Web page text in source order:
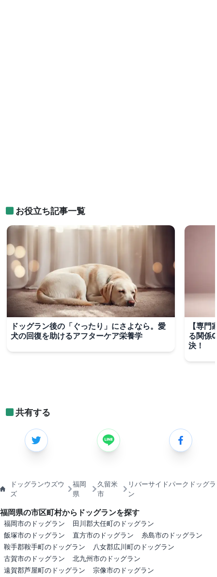
お役立ち記事一覧
ドッグラン後の「ぐったり」にさよなら。愛
犬の回復を助けるアフターケア栄養学
【専
る関係
決！
共有する
ドッグランウズウ
ズ
福岡
県
久留米
市
リバーサイドパークドッグラ
ン
福岡県の市区町村からドッグランを探す
福岡市のドッグラン
田川郡大任町のドッグラン
飯塚市のドッグラン
直方市のドッグラン
糸島市のドッグラン
鞍手郡鞍手町のドッグラン
八女郡広川町のドッグラン
古賀市のドッグラン
北九州市のドッグラン
遠賀郡芦屋町のドッグラン
宗像市のドッグラン